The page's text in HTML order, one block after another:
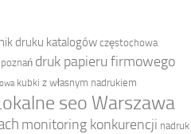
druku katalogówczęstochowa
druk papieru firmowego
kubki z własnym nadrukiem
seo Warszawa
monitoring konkurencji nadruk